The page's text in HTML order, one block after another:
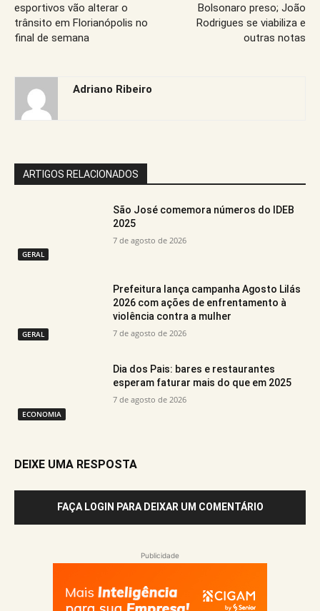
esportivos vão alterar o
trânsito em Florianópolis no
final de semana
Bolsonaro preso; João
Rodrigues se viabiliza e
outras notas
Adriano Ribeiro
ARTIGOS RELACIONADOS
GERAL
São José comemora números do IDEB
2025
7 de agosto de 2026
GERAL
Prefeitura lança campanha Agosto Lilás
2026 com ações de enfrentamento à
violência contra a mulher
7 de agosto de 2026
ECONOMIA
Dia dos Pais: bares e restaurantes
esperam faturar mais do que em 2025
7 de agosto de 2026
DEIXE UMA RESPOSTA
FAÇA LOGIN PARA DEIXAR UM COMENTÁRIO
Publicidade